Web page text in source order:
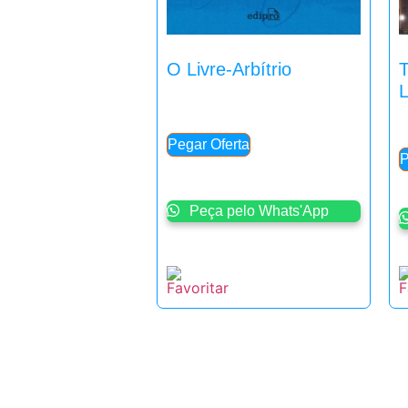
O Livre-Arbítrio
Pegar Oferta
Peça pelo Whats'App